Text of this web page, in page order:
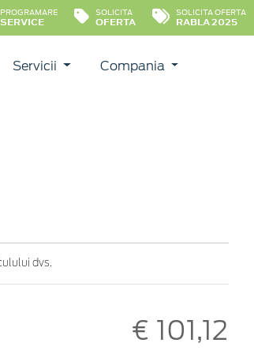
PROGRAMARE
SERVICE
SOLICITA
OFERTA
SOLICITA OFERTA
RABLA 2025
Servicii Compania
dvs.
€ 101,12